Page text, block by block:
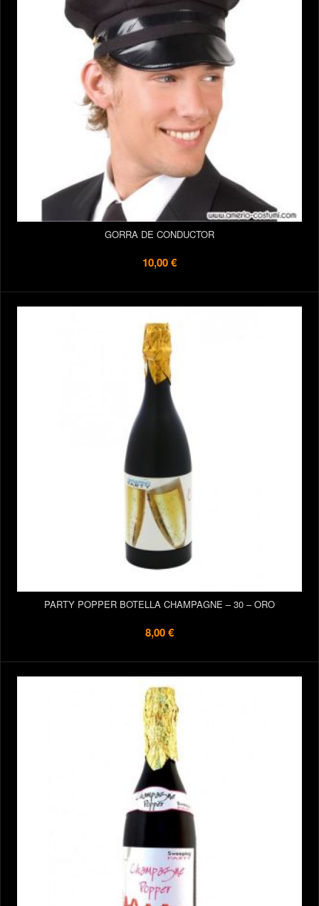
GORRA DE CONDUCTOR
10,00 €
PARTY POPPER BOTELLA CHAMPAGNE – 30 – ORO
8,00 €